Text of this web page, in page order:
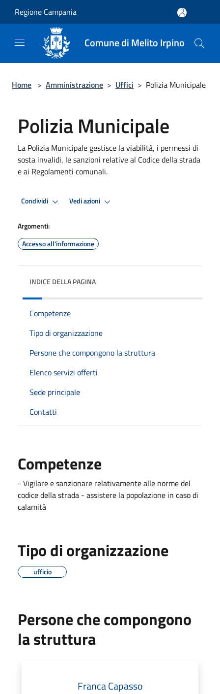
Regione Campania
Comune di Melito Irpino
Home > Amministrazione > Uffici > Polizia Municipale
Polizia Municipale
La Polizia Municipale gestisce la viabilità, i permessi di
sosta invalidi, le sanzioni relative al Codice della strada
e ai Regolamenti comunali.
Condividi Vedi azioni
Argomenti:
Accesso all'informazione
INDICE DELLA PAGINA
Competenze
Tipo di organizzazione
Persone che compongono la struttura
Elenco servizi offerti
Sede principale
Contatti
Competenze
- Vigilare e sanzionare relativamente alle norme del
codice della strada - assistere la popolazione in caso di
calamità
Tipo di organizzazione
ufficio
Persone che compongono
la struttura
Franca Capasso